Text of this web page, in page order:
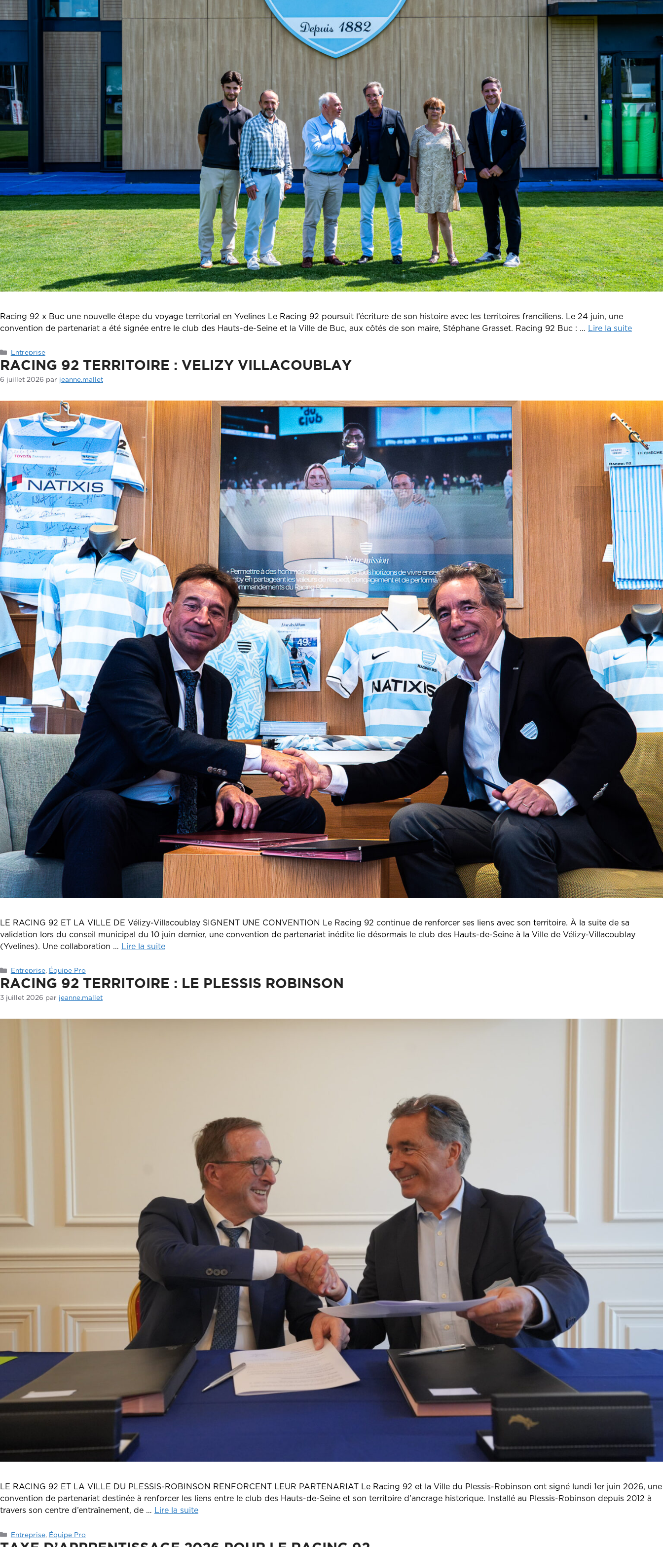
Racing 92 x Buc une nouvelle étape du voyage territorial en Yvelines Le Racing 92 poursuit l’écriture de son histoire avec les territoires franciliens. Le 24 juin, une
convention de partenariat a été signée entre le club des Hauts-de-Seine et la Ville de Buc, aux côtés de son maire, Stéphane Grasset. Racing 92 Buc : … Lire la suite
Catégories
Entreprise
RACING 92 TERRITOIRE : VELIZY VILLACOUBLAY
6 juillet 2026 par jeanne.mallet
LE RACING 92 ET LA VILLE DE Vélizy-Villacoublay SIGNENT UNE CONVENTION Le Racing 92 continue de renforcer ses liens avec son territoire. À la suite de sa
validation lors du conseil municipal du 10 juin dernier, une convention de partenariat inédite lie désormais le club des Hauts-de-Seine à la Ville de Vélizy-Villacoublay
(Yvelines). Une collaboration … Lire la suite
Catégories
Entreprise, Équipe Pro
RACING 92 TERRITOIRE : LE PLESSIS ROBINSON
3 juillet 2026 par jeanne.mallet
LE RACING 92 ET LA VILLE DU PLESSIS-ROBINSON RENFORCENT LEUR PARTENARIAT Le Racing 92 et la Ville du Plessis-Robinson ont signé lundi 1er juin 2026, une
convention de partenariat destinée à renforcer les liens entre le club des Hauts-de-Seine et son territoire d’ancrage historique. Installé au Plessis-Robinson depuis 2012 à
travers son centre d’entraînement, de … Lire la suite
Catégories
Entreprise, Équipe Pro